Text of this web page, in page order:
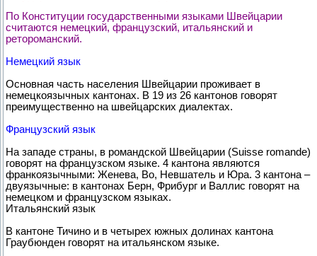
По Конституции государственными языками Швейцарии
считаются немецкий, французский, итальянский и
ретороманский.
Немецкий язык
Основная часть населения Швейцарии проживает в
немецкоязычных кантонах. В 19 из 26 кантонов говорят
преимущественно на швейцарских диалектах.
Французский язык
На западе страны, в романдской Швейцарии (Suisse romande)
говорят на французском языке. 4 кантона являются
франкоязычными: Женева, Во, Невшатель и Юра. 3 кантона –
двуязычные: в кантонах Берн, Фрибург и Валлис говорят на
немецком и французском языках.
Итальянский язык
В кантоне Тичино и в четырех южных долинах кантона
Граубюнден говорят на итальянском языке.